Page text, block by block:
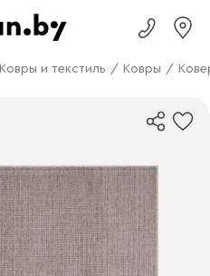
Ковры и текстиль / Ковры /